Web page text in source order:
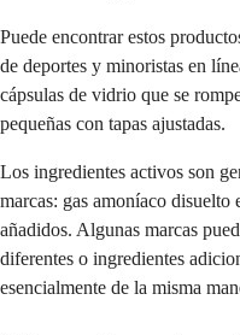
Puede encontrar estos
de deportes y minoristas en
cápsulas de vidrio que se
pequeñas con tapas ajustadas.
Los ingredientes activos son
marcas: gas amoníaco disuelto
añadidos. Algunas marcas
diferentes o ingredientes
esencialmente de la misma